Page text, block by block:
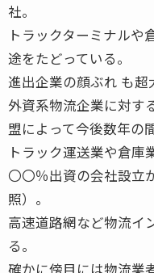
社。
トラックターミナルや
途をたどっている。
進出企業の顔ぶれ も超
外資系物流企業に対す
盟によって今後数年の
トラック運送業や倉庫
〇〇％出資の会社設立
照）。
高速道路網など物流イ
る。
確かに傍目には物流業